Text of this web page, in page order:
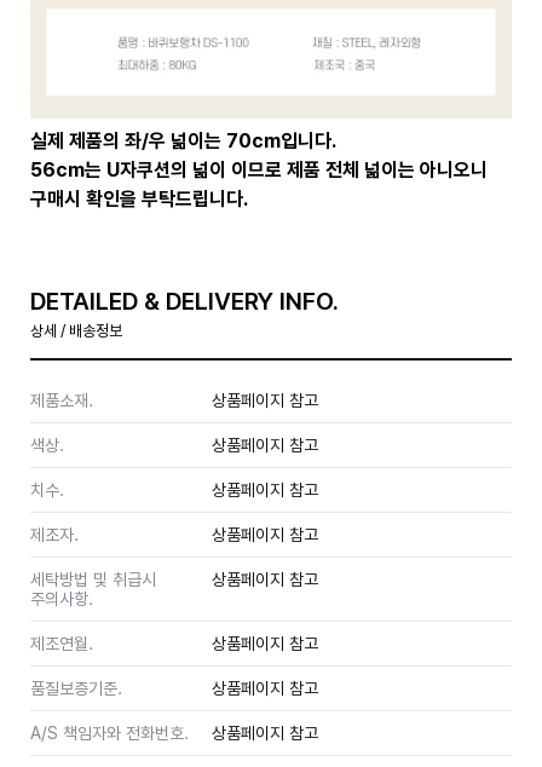
실제 제품의 좌/우 넒이는 70cm입니다.
56cm는 U자쿠션의 넒이 이므로 제품 전체 넒이는 아니오니
구매시 확인을 부탁드립니다.
DETAILED & DELIVERY INFO.
상세 / 배송정보
제품소재. 상품페이지 참고
색상. 상품페이지 참고
치수. 상품페이지 참고
제조자. 상품페이지 참고
세탁방법 및 취급시
주의사항.
상품페이지 참고
제조연월. 상품페이지 참고
품질보증기준. 상품페이지 참고
A/S 책임자와 전화번호. 상품페이지 참고